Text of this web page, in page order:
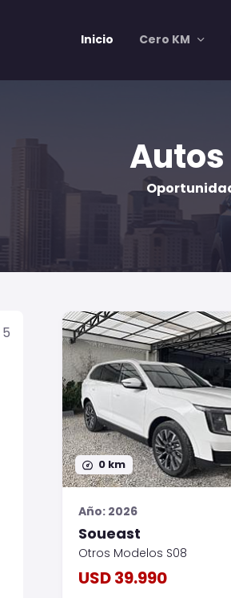
Inicio Cero KM
0 km
Año: 2026
Soueast
Otros Modelos S08
USD 39.990